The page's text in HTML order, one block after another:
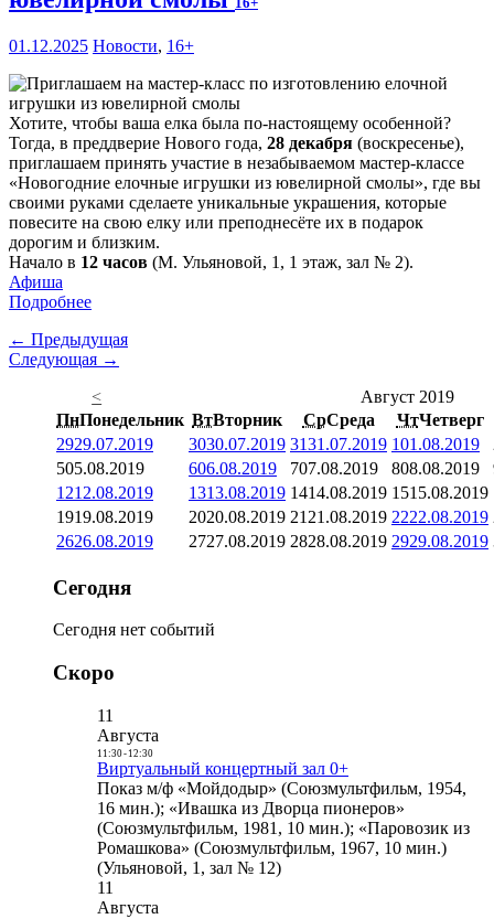
01.12.2025 Новости, 16+
Хотите, чтобы ваша елка была по-настоящему особенной?
Тогда, в преддверие Нового года, 28 декабря (воскресенье),
приглашаем принять участие в незабываемом мастер-классе
«Новогодние елочные игрушки из ювелирной смолы», где вы
своими руками сделаете уникальные украшения, которые
повесите на свою елку или преподнесёте их в подарок
дорогим и близким.
Начало в 12 часов (М. Ульяновой, 1, 1 этаж, зал № 2).
Афиша
Подробнее
← Предыдущая
Следующая →
<
Август 2019
ПнПонедельник ВтВторник СрСреда ЧтЧетверг
2929.07.2019 3030.07.2019 3131.07.2019 101.08.2019
505.08.2019 606.08.2019 707.08.2019 808.08.2019
1212.08.2019 1313.08.2019 1414.08.2019 1515.08.2019
1919.08.2019 2020.08.2019 21 21.08.2019 2222.08.2019
2626.08.2019 2727.08.2019 2828.08.2019 2929.08.2019
Сегодня
Сегодня нет событий
Скоро
11
Августа
11:30- 12:30
Виртуальный концертный зал 0+
Показ м/ф «Мойдодыр» (Союзмультфильм, 1954,
16 мин.); «Ивашка из Дворца пионеров»
(Союзмультфильм, 1981, 10 мин.); «Паровозик из
Ромашкова» (Союзмультфильм, 1967, 10 мин.)
(Ульяновой, 1, зал № 12)
11
Августа